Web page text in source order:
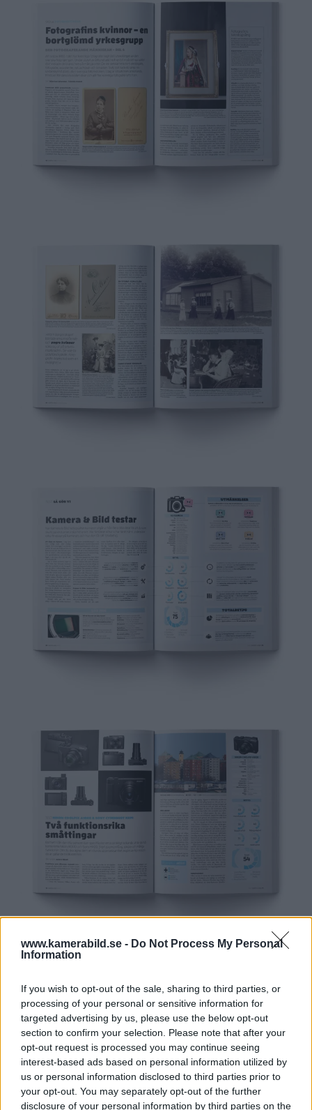
www.kamerabild.se - Do Not Process My Personal
Information
If you wish to opt-out of the sale, sharing to third parties, or
processing of your personal or sensitive information for
targeted advertising by us, please use the below opt-out
section to confirm your selection. Please note that after your
opt-out request is processed you may continue seeing
interest-based ads based on personal information utilized by
us or personal information disclosed to third parties prior to
your opt-out. You may separately opt-out of the further
disclosure of your personal information by third parties on the